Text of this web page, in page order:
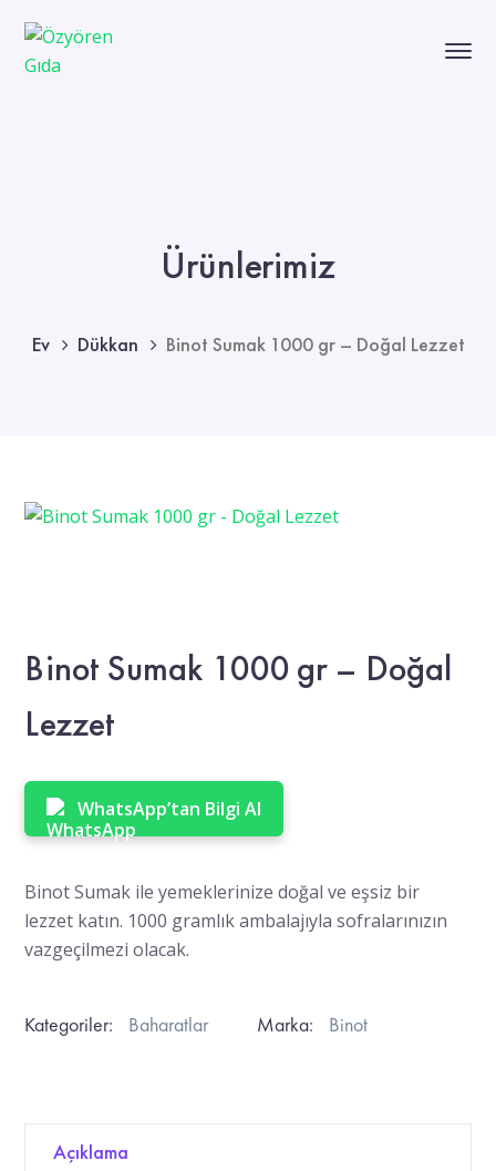
Ürünlerimiz
Ev Dükkan Binot Sumak 1000 gr – Doğal Lezzet
Binot Sumak 1000 gr – Doğal
Lezzet
WhatsApp’tan Bilgi Al
Binot Sumak ile yemeklerinize doğal ve eşsiz bir
lezzet katın. 1000 gramlık ambalajıyla sofralarınızın
vazgeçilmezi olacak.
Kategoriler: Baharatlar Marka: Binot
Açıklama